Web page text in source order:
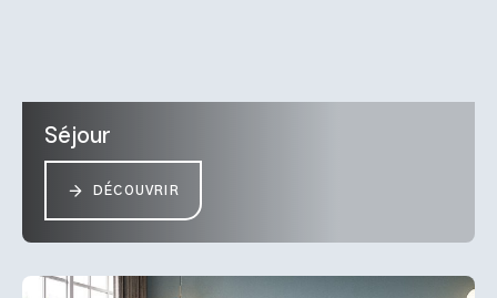
Séjour
DÉCOUVRIR